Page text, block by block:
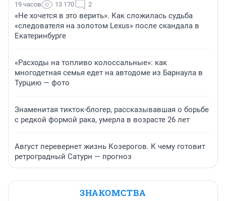
19 часов 13 170 2
«Не хочется в это верить». Как сложилась судьба
«следователя на золотом Lexus» после скандала в
Екатеринбурге
«Расходы на топливо колоссальные»: как
многодетная семья едет на автодоме из Барнаула в
Турцию — фото
Знаменитая тикток-блогер, рассказывавшая о борьбе
с редкой формой рака, умерла в возрасте 26 лет
Август перевернет жизнь Козерогов. К чему готовит
ретроградный Сатурн — прогноз
ЗНАКОМСТВА